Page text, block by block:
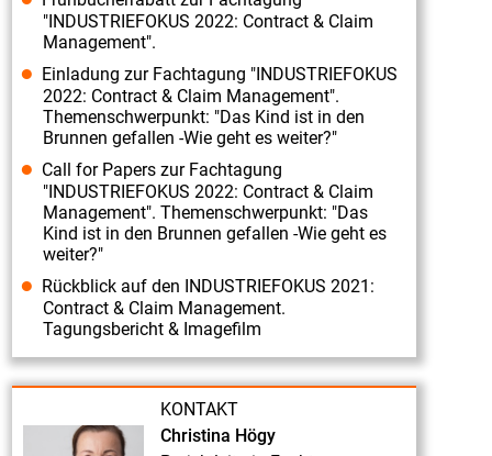
KONTAKT
Christina Högy
"INDUSTRIEFOKUS 2022: Contract & Claim
Management".
Einladung zur Fachtagung "INDUSTRIEFOKUS
2022: Contract & Claim Management".
Themenschwerpunkt: "Das Kind ist in den
Brunnen gefallen -Wie geht es weiter?"
Call for Papers zur Fachtagung
"INDUSTRIEFOKUS 2022: Contract & Claim
Management". Themenschwerpunkt: "Das
Kind ist in den Brunnen gefallen -Wie geht es
weiter?"
Rückblick auf den INDUSTRIEFOKUS 2021:
Contract & Claim Management.
Tagungsbericht & Imagefilm